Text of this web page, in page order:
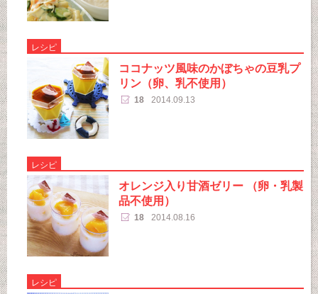
レシピ
ココナッツ風味のかぼちゃの豆乳プ
リン（卵、乳不使用）
18 2014.09.13
レシピ
オレンジ入り甘酒ゼリー （卵・乳製
品不使用）
18 2014.08.16
レシピ